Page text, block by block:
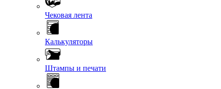
Чековая лента
Калькуляторы
Штампы и печати